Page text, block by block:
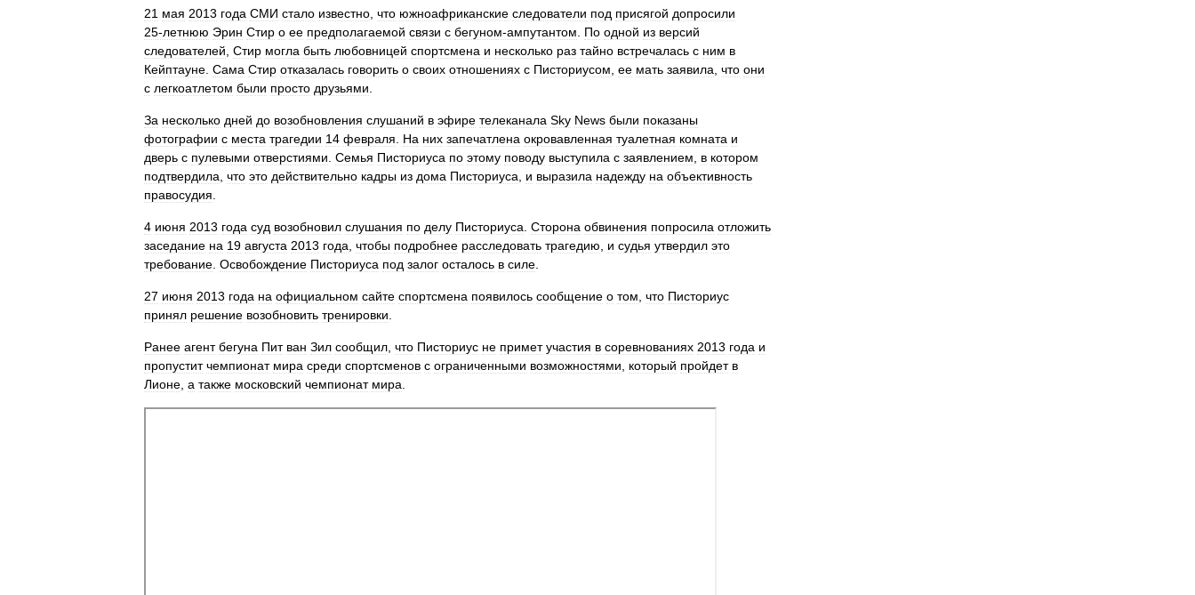
21 мая 2013 года СМИ стало известно что южноафриканские следователи под присягой допросили
25‑летнюю Эрин Стир о ее предполагаемой связи с бегуном‑ампутантом По одной из версий
следователей Стир могла быть любовницей спортсмена и несколько раз тайно встречалась с ним в
Кейптауне Сама Стир отказалась говорить о своих отношениях с Писториусом ее мать заявила что они
с легкоатлетом были просто друзьями
За несколько дней до возобновления слушаний в эфире телеканала Sky News были показаны
фотографии с места трагедии 14 февраля На них запечатлена окровавленная туалетная комната и
дверь с пулевыми отверстиями Семья Писториуса по этому поводу выступила с заявлением в котором
подтвердила что это действительно кадры из дома Писториуса и выразила надежду на объективность
правосудия
4 июня 2013 года суд возобновил слушания по делу Писториуса Сторона обвинения попросила отложить
заседание на 19 августа 2013 года чтобы подробнее расследовать трагедию и судья утвердил это
требование Освобождение Писториуса под залог осталось в силе
27 июня 2013 года на официальном сайте спортсмена появилось сообщение о том что Писториус
принял решение возобновить тренировки
Ранее агент бегуна Пит ван Зил сообщил что Писториус не примет участия в соревнованиях 2013 года и
пропустит чемпионат мира среди спортсменов с ограниченными возможностями который пройдет в
Лионе а также московский чемпионат мира